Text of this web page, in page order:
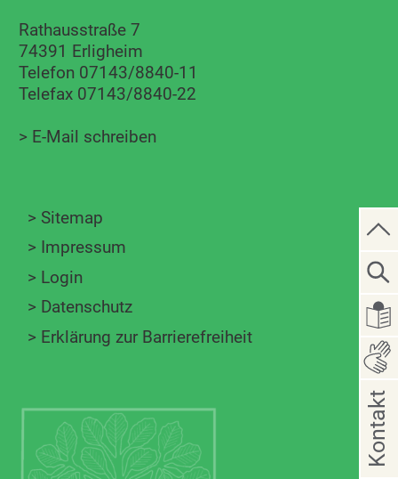
Rathausstraße 7
74391 Erligheim
Telefon 07143/8840-11
Telefax 07143/8840-22
> E-Mail schreiben
> Sitemap
> Impressum
> Login
> Datenschutz
> Erklärung zur Barrierefreiheit
Kontakt